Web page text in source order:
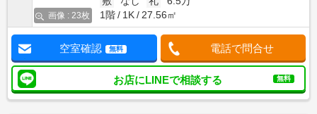
画像 : 23枚
1階
1K 27.56㎡
空室確認 無料 電話で問合せ
お店にLINEで相談する 無料